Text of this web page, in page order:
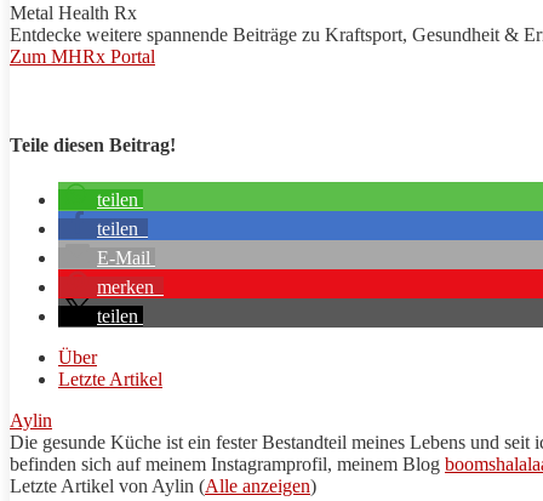
Metal Health Rx
Entdecke weitere spannende Beiträge zu Kraftsport, Gesundheit &
Zum MHRx Portal
Teile diesen Beitrag!
teilen
teilen
E-Mail
merken
teilen
Über
Letzte Artikel
Aylin
Die gesunde Küche ist ein fester Bestandteil meines Lebens und
befinden sich auf meinem Instagramprofil, meinem Blog
Letzte Artikel von Aylin (Alle anzeigen)